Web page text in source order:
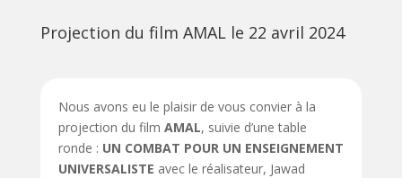
Projection du film AMAL le 22 avril 2024
Nous avons eu le plaisir de vous convier à la
projection du film AMAL, suivie d’une table
ronde : UN COMBAT POUR UN ENSEIGNEMENT
UNIVERSALISTE avec le réalisateur, Jawad